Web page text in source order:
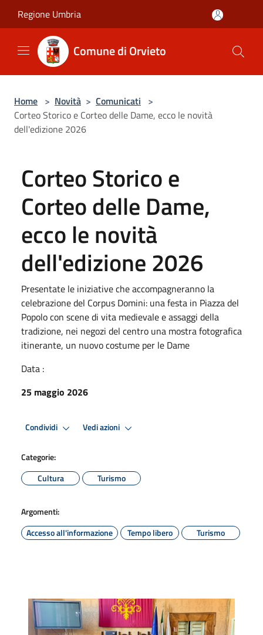
Regione Umbria
Comune di Orvieto
Home > Novità > Comunicati >
Corteo Storico e Corteo delle Dame, ecco le novità
dell'edizione 2026
Corteo Storico e
Corteo delle Dame,
ecco le novità
dell'edizione 2026
Presentate le iniziative che accompagneranno la
celebrazione del Corpus Domini: una festa in Piazza del
Popolo con scene di vita medievale e assaggi della
tradizione, nei negozi del centro una mostra fotografica
itinerante, un nuovo costume per le Dame
Data :
25 maggio 2026
Condividi Vedi azioni
Categorie:
Cultura
Turismo
Argomenti:
Accesso all'informazione
Tempo libero Turismo